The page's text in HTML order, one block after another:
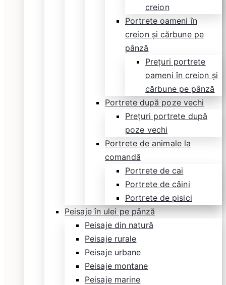
creion
Portrete oameni în
creion și cărbune pe
pânză
Prețuri portrete
oameni în creion și
cărbune pe pânză
Portrete după poze vechi
Prețuri portrete după
poze vechi
Portrete de animale la
comandă
Portrete de cai
Portrete de câini
Portrete de pisici
Peisaje în ulei pe pânză
Peisaje din natură
Peisaje rurale
Peisaje urbane
Peisaje montane
Peisaje marine